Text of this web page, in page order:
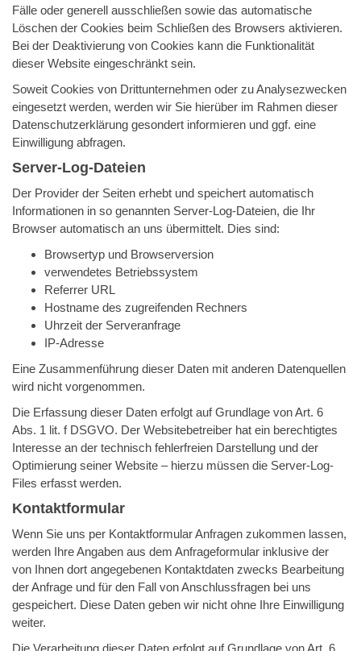
Fälle oder generell ausschließen sowie das automatische
Löschen der Cookies beim Schließen des Browsers aktivieren.
Bei der Deaktivierung von Cookies kann die Funktionalität
dieser Website eingeschränkt sein.
Soweit Cookies von Drittunternehmen oder zu Analysezwecken
eingesetzt werden, werden wir Sie hierüber im Rahmen dieser
Datenschutzerklärung gesondert informieren und ggf. eine
Einwilligung abfragen.
Server-Log-Dateien
Der Provider der Seiten erhebt und speichert automatisch
Informationen in so genannten Server-Log-Dateien, die Ihr
Browser automatisch an uns übermittelt. Dies sind:
Browsertyp und Browserversion
verwendetes Betriebssystem
Referrer URL
Hostname des zugreifenden Rechners
Uhrzeit der Serveranfrage
IP-Adresse
Eine Zusammenführung dieser Daten mit anderen Datenquellen
wird nicht vorgenommen.
Die Erfassung dieser Daten erfolgt auf Grundlage von Art. 6
Abs. 1 lit. f DSGVO. Der Websitebetreiber hat ein berechtigtes
Interesse an der technisch fehlerfreien Darstellung und der
Optimierung seiner Website – hierzu müssen die Server-Log-
Files erfasst werden.
Kontaktformular
Wenn Sie uns per Kontaktformular Anfragen zukommen lassen,
werden Ihre Angaben aus dem Anfrageformular inklusive der
von Ihnen dort angegebenen Kontaktdaten zwecks Bearbeitung
der Anfrage und für den Fall von Anschlussfragen bei uns
gespeichert. Diese Daten geben wir nicht ohne Ihre Einwilligung
weiter.